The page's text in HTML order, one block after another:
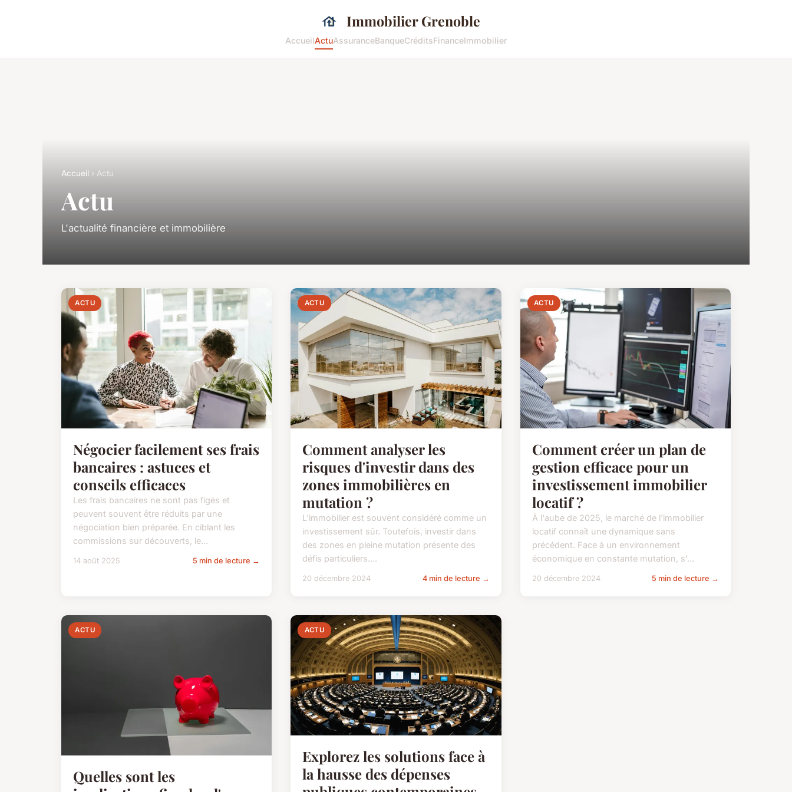
Immobilier Grenoble
AccueilActuAssuranceBanqueCréditsFinanceImmobilier
Accueil › Actu
Actu
L'actualité financière et immobilière
ACTU
Négocier facilement ses frais
bancaires : astuces et
conseils efficaces
Les frais bancaires ne sont pas figés et
peuvent souvent être réduits par une
négociation bien préparée. En ciblant les
commissions sur découverts, le...
14 août 2025 5 min de lecture →
ACTU
Comment analyser les
risques d'investir dans des
zones immobilières en
mutation ?
L'immobilier est souvent considéré comme un
investissement sûr. Toutefois, investir dans
des zones en pleine mutation présente des
défis particuliers....
20 décembre 2024 4 min de lecture →
ACTU
Comment créer un plan de
gestion efficace pour un
investissement immobilier
locatif ?
À l'aube de 2025, le marché de l'immobilier
locatif connaît une dynamique sans
précédent. Face à un environnement
économique en constante mutation, s'...
20 décembre 2024 5 min de lecture →
ACTU
Quelles sont les
ACTU
Explorez les solutions face à
la hausse des dépenses